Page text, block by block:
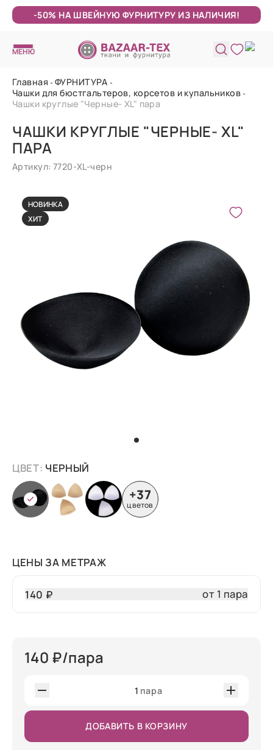
-50% НА ШВЕЙНУЮ ФУРНИТУРУ ИЗ НАЛИЧИЯ!
МЕНЮ
Главная
ФУРНИТУРА
Чашки для бюстгальтеров, корсетов и купальников
Чашки круглые "Черные- XL" пара
ЧАШКИ КРУГЛЫЕ "ЧЕРНЫЕ- XL"
ПАРА
Артикул: 7720-XL-черн
НОВИНКА
ХИТ
ЦВЕТ: ЧЕРНЫЙ
+37
цветов
ЦЕНЫ ЗА МЕТРАЖ
140 ₽ от 1 пара
140 ₽/пара
1 пара
ДОБАВИТЬ В КОРЗИНУ